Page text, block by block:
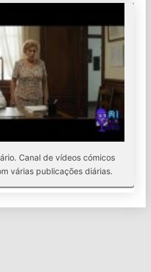
Canal de vídeos cómicos
várias publicações diárias.